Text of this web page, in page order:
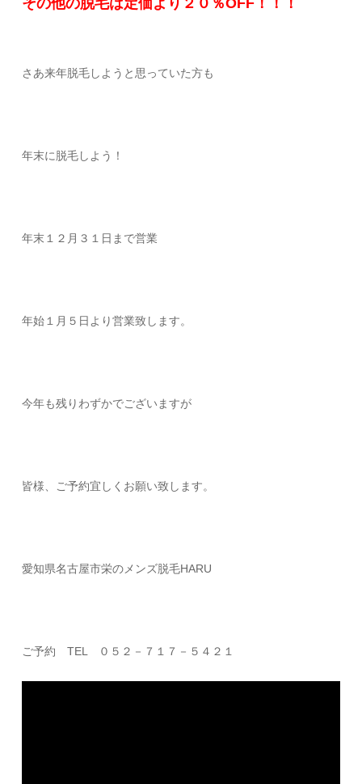
その他の脱毛は定価より２０％OFF！！！
さあ来年脱毛しようと思っていた方も
年末に脱毛しよう！
年末１２月３１日まで営業
年始１月５日より営業致します。
今年も残りわずかでございますが
皆様、ご予約宜しくお願い致します。
愛知県名古屋市栄のメンズ脱毛HARU
ご予約 TEL ０５２－７１７－５４２１